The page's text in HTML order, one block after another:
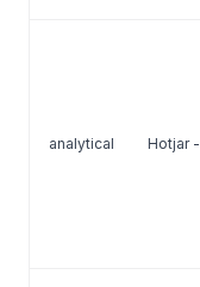
analytical Hotjar